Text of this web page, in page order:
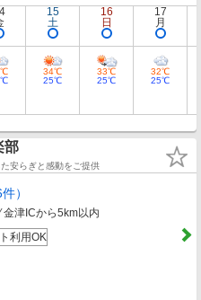
15
土
34℃
25℃
16
日
33℃
25℃
17
月
32℃
25℃
部
安らぎと感動をご提供
）
金津ICから5km以内
利用OK